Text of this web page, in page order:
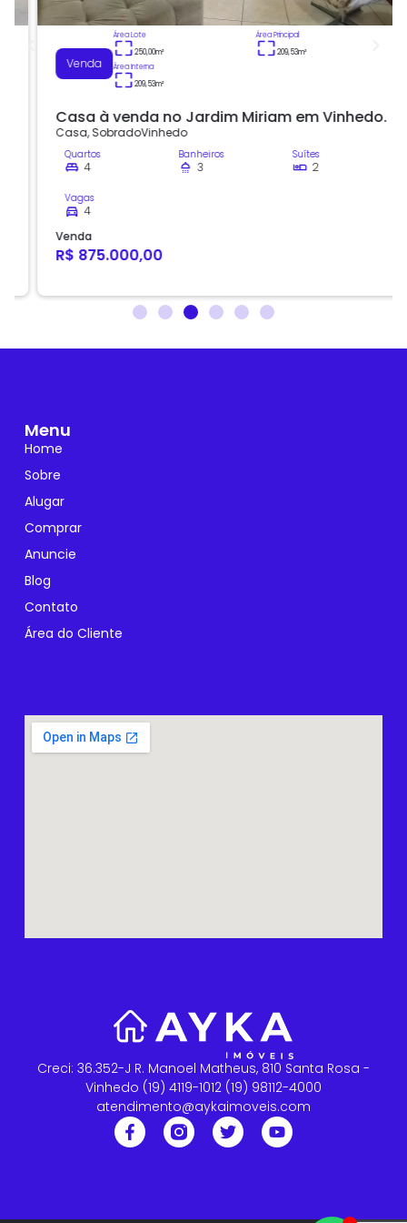
Venda
Área Lote
250,00m²
Área Principal
209,53m²
Área Interna
209,53m²
Casa à venda no Jardim Miriam em Vinhedo.
Casa,SobradoVinhedo
Quartos
4
Banheiros
3
Suítes
2
Vagas
4
Venda
R$ 875.000,00
Creci: 36.352-J R. Manoel Matheus, 810 Santa Rosa -
Vinhedo (19) 4119-1012 (19) 98112-4000
atendimento@aykaimoveis.com
Menu
Home
Sobre
Alugar
Comprar
Anuncie
Blog
Contato
Área do Cliente